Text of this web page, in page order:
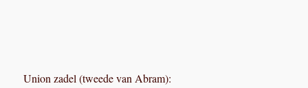
Union zadel (tweede van Abram):